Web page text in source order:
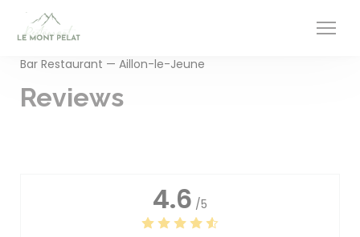
Personalizing your cookie choices
Bar Restaurant — Aillon-le-Jeune
Reviews
4.6 /5